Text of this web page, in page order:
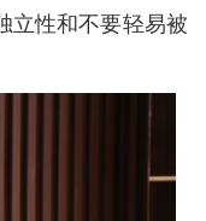
立性和不要轻易被